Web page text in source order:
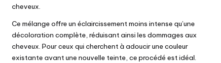
cheveux.
Ce mélange offre un éclaircissement moins intense qu’une
décoloration complète, réduisant ainsi les dommages aux
cheveux. Pour ceux qui cherchent à adoucir une couleur
existante avant une nouvelle teinte, ce procédé est idéal.